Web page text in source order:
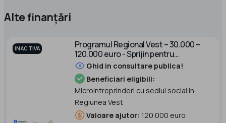
Alte finanțări
INACTIVA
Programul Regional Vest – 30.000 –
120.000 euro - Sprijin pentru
microintreprinderi Apel 2
Ghid in consultare publica!
Beneficiari eligibili:
Microintreprinderi cu sediul social in
Regiunea Vest
Valoare ajutor: 120.000 euro